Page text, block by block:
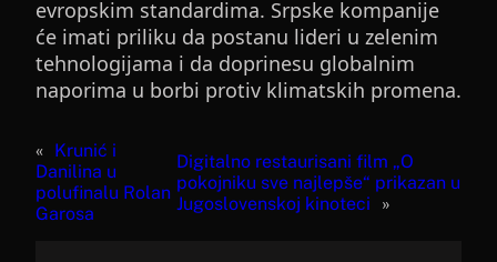
evropskim standardima. Srpske kompanije
će imati priliku da postanu lideri u zelenim
tehnologijama i da doprinesu globalnim
naporima u borbi protiv klimatskih promena.
« Krunić i
Danilina u
polufinalu Rolan
Garosa
Digitalno restaurisani film „O
pokojniku sve najlepše“ prikazan u
Jugoslovenskoj kinoteci
»